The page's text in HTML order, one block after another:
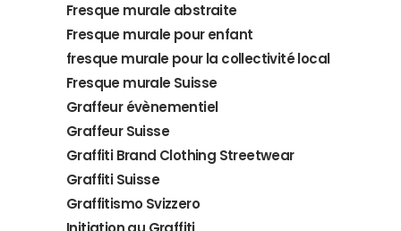
Fresque murale abstraite
Fresque murale pour enfant
fresque murale pour la collectivité local
Fresque murale Suisse
Graffeur évènementiel
Graffeur Suisse
Graffiti Brand Clothing Streetwear
Graffiti Suisse
Graffitismo Svizzero